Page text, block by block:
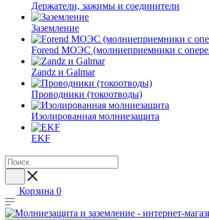
Держатели, зажимы и соединители
Заземление
Forend МОЭС (молниеприемники с
Zandz и Galmar
Проводники (токоотводы)
Изолированная молниезащита
EKF
Корзина 0